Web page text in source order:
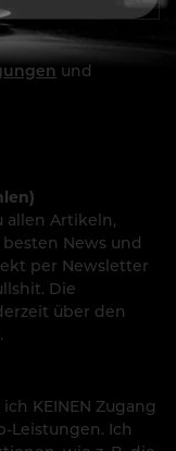
und
allen Artikeln,
News und
per Newsletter
Die
über den
KEINEN Zugang
Leistungen. Ich